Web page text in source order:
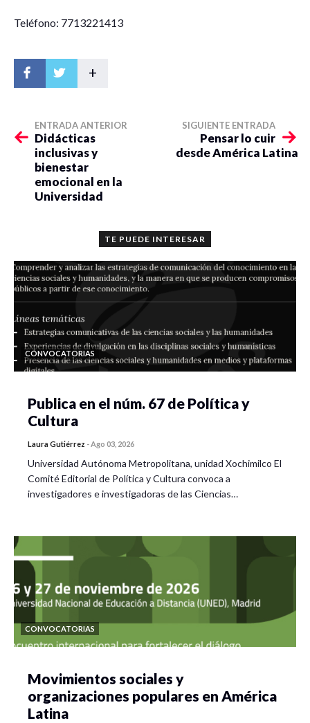
Teléfono: 7713221413
+
ENTRADA ANTERIOR
Didácticas
inclusivas y
bienestar
emocional en la
Universidad
SIGUIENTE ENTRADA
Pensar lo cuir
desde América Latina
TE PUEDE INTERESAR
CONVOCATORIAS
Publica en el núm. 67 de Política y
Cultura
Laura Gutiérrez -Ago 03, 2026
Universidad Autónoma Metropolitana, unidad Xochimilco El
Comité Editorial de Política y Cultura convoca a
investigadores e investigadoras de las Ciencias…
CONVOCATORIAS
Movimientos sociales y
organizaciones populares en América
Latina